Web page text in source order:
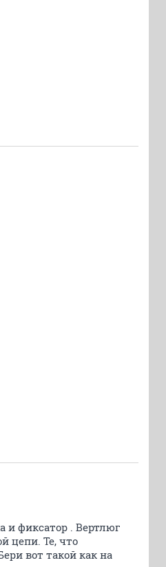
и фиксатор . Вертлюг
цепи. Те, что
вот такой как на